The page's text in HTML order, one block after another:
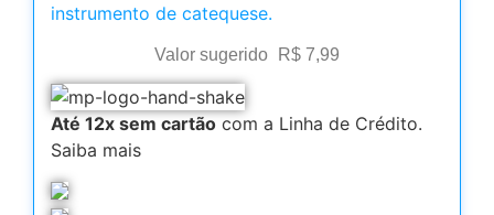
instrumento de catequese.
Valor sugerido R$ 7,99
Até 12x sem cartão com a Linha de Crédito.
Saiba mais